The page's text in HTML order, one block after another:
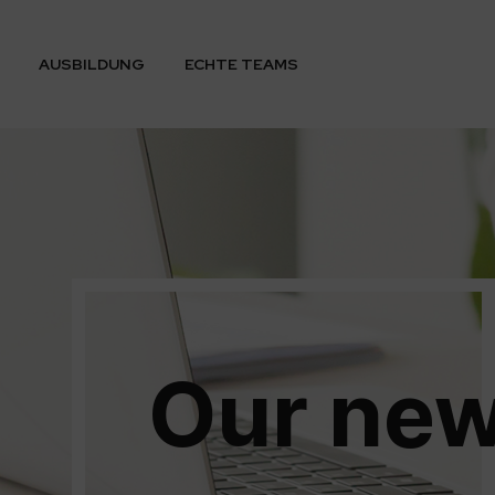
AUSBILDUNG ECHTE TEAMS
Our